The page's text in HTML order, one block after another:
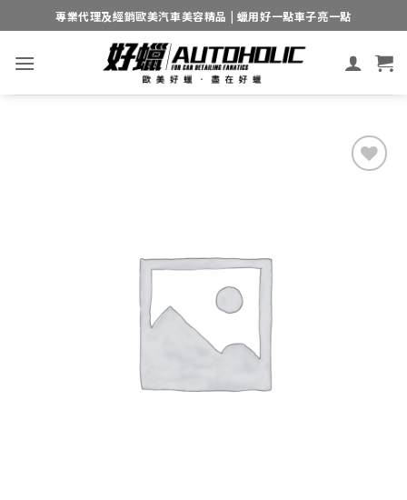
to
content
專業代理及經銷歐美汽車美容精品 | 蠟用好一點車子亮一點